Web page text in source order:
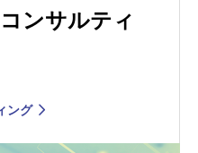
ンサルティ
ング